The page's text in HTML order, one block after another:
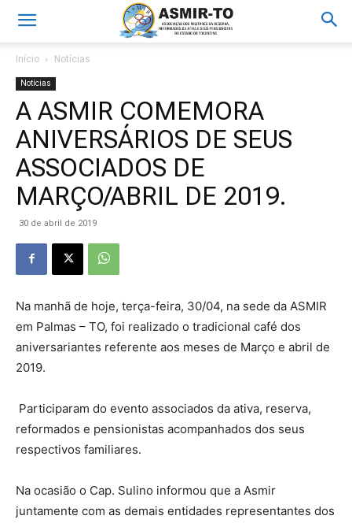
Início Notícias
Notícias
A ASMIR COMEMORA
ANIVERSÁRIOS DE SEUS
ASSOCIADOS DE
MARÇO/ABRIL DE 2019.
30 de abril de 2019
Na manhã de hoje, terça-feira, 30/04, na sede da ASMIR
em Palmas – TO, foi realizado o tradicional café dos
aniversariantes referente aos meses de Março e abril de
2019.
Participaram do evento associados da ativa, reserva,
reformados e pensionistas acompanhados dos seus
respectivos familiares.
Na ocasião o Cap. Sulino informou que a Asmir
juntamente com as demais entidades representantes dos